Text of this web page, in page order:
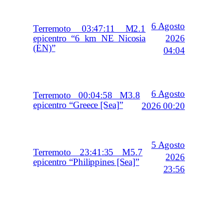
Terremoto 03:47:11 M2.1
epicentro “6 km NE Nicosia
(EN)”
6 Agosto
2026
04:04
Terremoto 00:04:58 M3.8
epicentro “Greece [Sea]”
6 Agosto
2026 00:20
Terremoto 23:41:35 M5.7
epicentro “Philippines [Sea]”
5 Agosto
2026
23:56